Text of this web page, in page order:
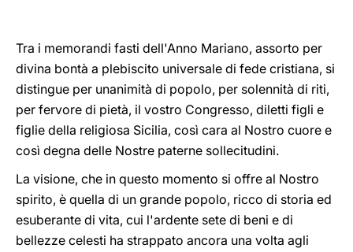
Tra i memorandi fasti dell'Anno Mariano, assorto per
divina bontà a plebiscito universale di fede cristiana, si
distingue per unanimità di popolo, per solennità di riti,
per fervore di pietà, il vostro Congresso, diletti figli e
figlie della religiosa Sicilia, così cara al Nostro cuore e
così degna delle Nostre paterne sollecitudini.
La visione, che in questo momento si offre al Nostro
spirito, è quella di un grande popolo, ricco di storia ed
esuberante di vita, cui l'ardente sete di beni e di
bellezze celesti ha strappato ancora una volta agli